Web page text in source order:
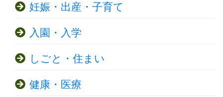
妊娠・出産・子育て
入園・入学
しごと・住まい
健康・医療